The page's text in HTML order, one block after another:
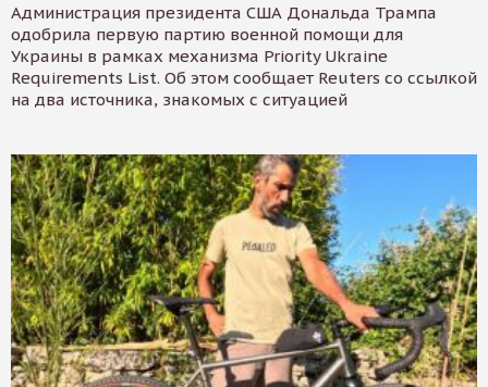
Администрация президента США Дональда Трампа
одобрила первую партию военной помощи для
Украины в рамках механизма Priority Ukraine
Requirements List. Об этом сообщает Reuters со ссылкой
на два источника, знакомых с ситуацией